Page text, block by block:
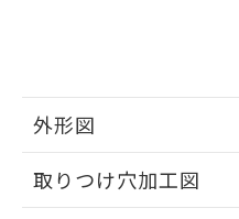
外形図
取りつけ穴加工図
欄に対応日を記載し
既に当社にて対応
していることから
り、2022年1月12日
す。